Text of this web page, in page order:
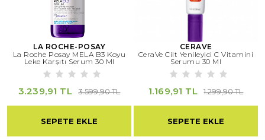
LA ROCHE-POSAY
La Roche Posay MELA B3 Koyu
Leke Karşıtı Serum 30 Ml
3.239,91 TL 3.599,90 TL
SEPETE EKLE
CERAVE
CeraVe Cilt Yenileyici C Vitamini
Serumu 30 Ml
1.169,91 TL 1.299,90 TL
SEPETE EKLE